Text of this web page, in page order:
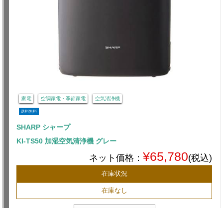
家電 空調家電・季節家電 空気清浄機
送料無料
SHARP シャープ
KI-TS50 加湿空気清浄機 グレー
ネット価格： ¥65,780(税込)
在庫状況
在庫なし